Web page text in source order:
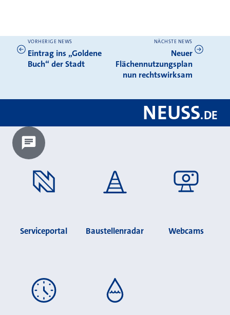
Weitere News
VORHERIGE NEWS
Eintrag ins „Goldene
Buch“ der Stadt
NÄCHSTE NEWS
Neuer
Flächennutzungsplan
nun rechtswirksam
NEUSS.DE
Chatbot laden?
Serviceportal Baustellenradar Webcams